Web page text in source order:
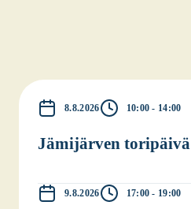
8.8.2026 10:00 - 14:00
Jämi­jär­ven tori­päi­vä
9.8.2026 17:00 - 19:00